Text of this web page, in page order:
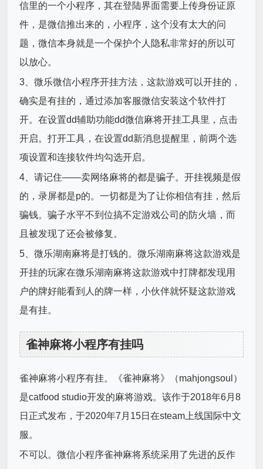
信里的一个小程序，其在登陆界面需要上传身份证原
件，是微信推出来的，小程序，这个没有太大的问
题，微信本身就是一个保护个人隐私非常好的所以可
以放心。
3、微乐微信小程序开挂方法，这款游戏可以开挂的，
确实是有挂的，通过添加客服微信安装这个软件打
开。在设置dd辅助功能dd微信麻将开挂工具里，点击
开启。打开工具，在设置dd新消息提醒里，前两个选
项设置和连接软件均勾选开启。
4、请记住——卖网络麻将的都是骗子。开挂视频是假
的，录屏都是p的。一切都是为了让你相信有挂，然后
骗钱。骗子水平不到位搞不定游戏公司的防火墙，而
且被发现了还会被修复。
5、微乐湖南麻将是打钱的。微乐湖南麻将这款游戏是
开挂的玩家在微乐湖南麻将这款游戏中打牌都发现用
户的牌好能看到人的牌一样，小伙伴就怀疑这款游戏
是有挂。
雀神麻将小程序有挂吗
雀神麻将小程序有挂。《雀神麻将》（mahjongsoul）
是catfood studio开发的麻将游戏。该作于2018年6月8
日正式发布，于2020年7月15日在steam上线国际中文
服。
不可以。微信小程序雀神麻将系统采用了先进的反作